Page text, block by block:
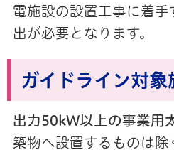
電施設の設置工事に着手
出が必要となります。
ガイドライン対象
出力50kW以上の事業用
築物へ設置するものは除